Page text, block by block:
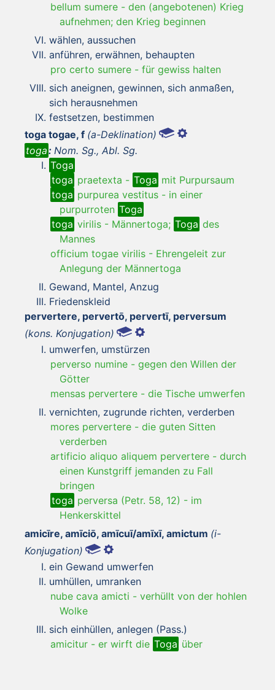
bellum sumere - den (angebotenen) Krieg
aufnehmen; den Krieg beginnen
wählen, aussuchen
anführen, erwähnen, behaupten
pro certo sumere - für gewiss halten
sich aneignen, gewinnen, sich anmaßen,
sich herausnehmen
festsetzen, bestimmen
toga togae, f (a-Deklination)
toga: Nom. Sg., Abl. Sg.
Toga
toga praetexta - Toga mit Purpursaum
toga purpurea vestitus - in einer
purpurroten Toga
toga virilis - Männertoga; Toga des
Mannes
officium togae virilis - Ehrengeleit zur
Anlegung der Männertoga
Gewand, Mantel, Anzug
Friedenskleid
pervertere, pervertō, pervertī, perversum
(kons. Konjugation)
umwerfen, umstürzen
perverso numine - gegen den Willen der
Götter
mensas pervertere - die Tische umwerfen
vernichten, zugrunde richten, verderben
mores pervertere - die guten Sitten
verderben
artificio aliquo aliquem pervertere - durch
einen Kunstgriff jemanden zu Fall
bringen
toga perversa (Petr. 58, 12) - im
Henkerskittel
amicīre, amīciō, amīcuī/amīxī, amictum (i-
Konjugation)
ein Gewand umwerfen
umhüllen, umranken
nube cava amicti - verhüllt von der hohlen
Wolke
sich einhüllen, anlegen (Pass.)
amicitur - er wirft die Toga über